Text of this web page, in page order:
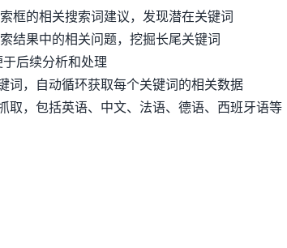
框的相关搜索词建议，发现潜在关键词
结果中的相关问题，挖掘长尾关键词
后续分析和处理
词，自动循环获取每个关键词的相关数据
取，包括英语、中文、法语、德语、西班牙语等